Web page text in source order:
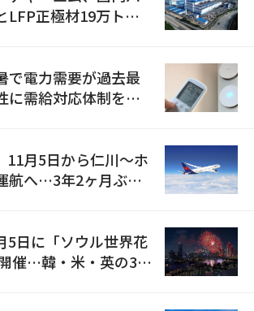
LFP正極材19万トン
で電力需要が過去最
に需給対応体制を点
11月5日から仁川〜ホ
航へ…3年2ヶ月ぶり
5日に「ソウル世界花
催…韓・米・英の3カ